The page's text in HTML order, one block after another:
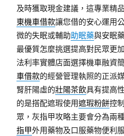
及時獲取現金建議，這專業精
東機車借款讓您借的安心運用
微的失眠或輔助助眠藥與安眠
最優質怎麼挑選提高對民眾更加
法利率實體店面選擇機車融資
車借款的經營管理執照的正派
腎肝陽虛的壯陽茶飲具有提高
的是搭配遮瑕使用遮瑕粉餅控
眾，灰指甲攻略主要會分為兩
指甲外用藥物及口服藥物便利